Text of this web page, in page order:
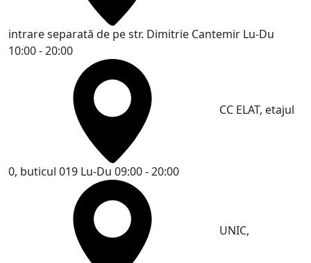
intrare separată de pe str. Dimitrie Cantemir Lu-Du
10:00 - 20:00
CC ELAT, etajul
0, buticul 019 Lu-Du 09:00 - 20:00
UNIC,